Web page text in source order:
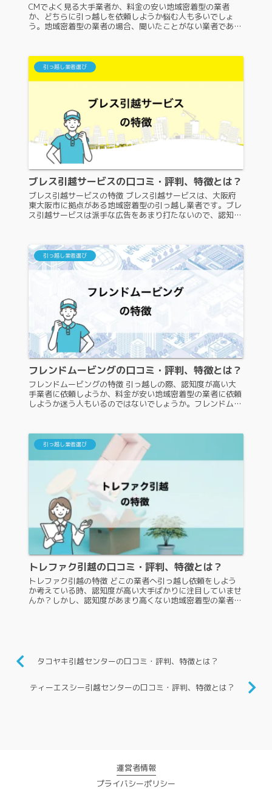
CMでよく見る大手業者か、料金の安い地域密着型の業者
か、どちらに引っ越しを依頼しようか悩む人も多いでしょ
う。地域密着型の業者の場合、聞いたことがない業者である
引っ越し業者選び
ブレス引越サービスの口コミ・評判、特徴とは？
ブレス引越サービスの特徴 ブレス引越サービスは、大阪府
東大阪市に拠点がある地域密着型の引っ越し業者です。ブレ
ス引越サービスは派手な広告をあまり打たないので、認知度
引っ越し業者選び
フレンドムービングの口コミ・評判、特徴とは？
フレンドムービングの特徴 引っ越しの際、認知度が高い大
手業者に依頼しようか、料金が安い地域密着型の業者に依頼
しようか迷う人もいるのではないでしょうか。フレンドムー
引っ越し業者選び
トレファク引越の口コミ・評判、特徴とは？
トレファク引越の特徴 どこの業者へ引っ越し依頼をしよう
か考えている時、認知度が高い大手ばかりに注目していませ
んか？しかし、認知度があまり高くない地域密着型の業者の
タコヤキ引越センターの口コミ・評判、特徴とは？
ティーエスシー引越センターの口コミ・評判、特徴とは？
運営者情報
プライバシーポリシー